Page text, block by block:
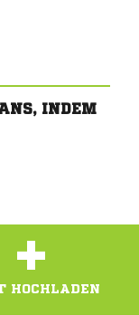
INDEM
+
HOCHLADEN